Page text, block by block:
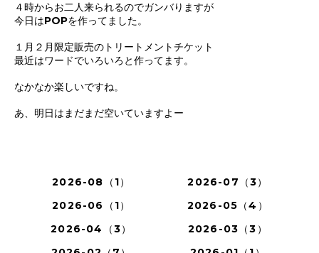
４時からお二人来られるのでガンバりますが
今日はPOPを作ってました。
１月２月限定販売のトリートメントチケット
最近はワードでいろいろと作ってます。
なかなか楽しいですね。
あ、明日はまだまだ空いていますよー
2026-08（1）
2026-07（3）
2026-06（1）
2026-05（4）
2026-04（3）
2026-03（3）